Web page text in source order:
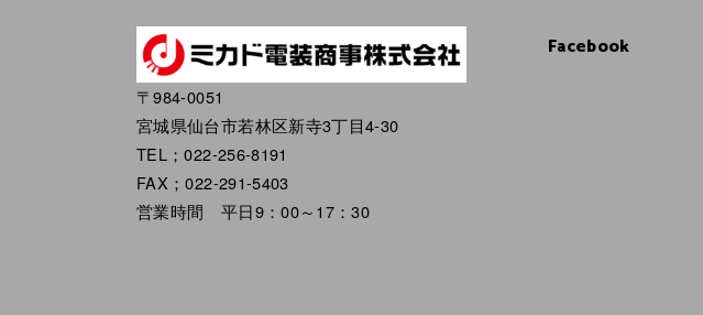
〒984-0051
宮城県仙台市若林区新寺3丁目4-30
TEL；022-256-8191
FAX；022-291-5403
営業時間 平日9：00～17：30
Facebook